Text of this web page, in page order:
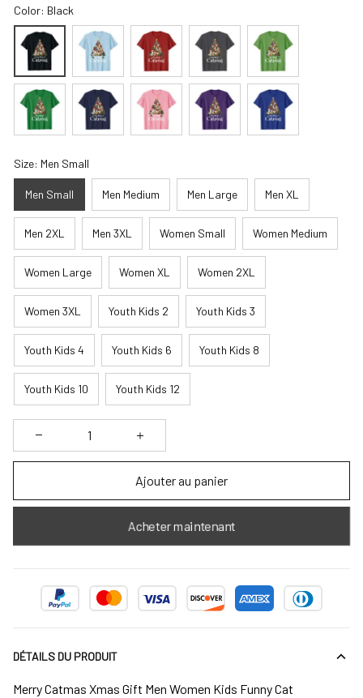
Color: Black
Size: Men Small
Men Small Men Medium Men Large Men XL
Men 2XL Men 3XL Women Small Women Medium
Women Large Women XL Women 2XL
Women 3XL Youth Kids 2 Youth Kids 3
Youth Kids 4 Youth Kids 6 Youth Kids 8
Youth Kids 10 Youth Kids 12
Ajouter au panier
Acheter maintenant
DÉTAILS DU PRODUIT
Merry Catmas Xmas Gift Men Women Kids Funny Cat